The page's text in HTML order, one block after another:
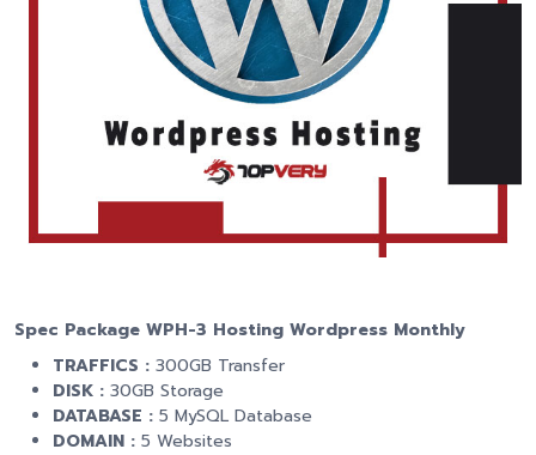
Spec Package WPH-3 Hosting Wordpress Monthly
TRAFFICS : 300GB Transfer
DISK : 30GB Storage
DATABASE : 5 MySQL Database
DOMAIN : 5 Websites